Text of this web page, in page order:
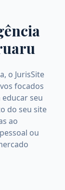
o JurisSite
focados
seu
do seu site
ao
ou